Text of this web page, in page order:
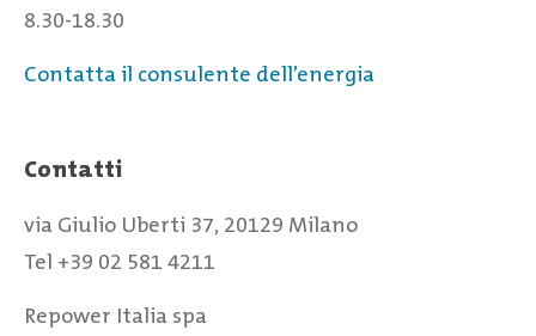
8.30-18.30
Contatta il consulente dell’energia
Contatti
via Giulio Uberti 37, 20129 Milano
Tel +39 02 581 4211
Repower Italia spa